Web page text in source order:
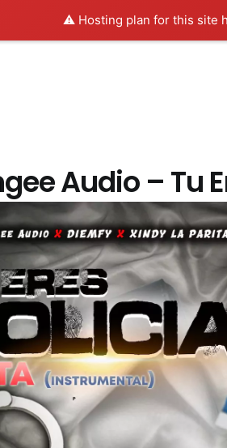
⚠️ Hosting plan for this site
Audio – Tu